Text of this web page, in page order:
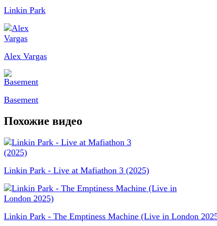
Linkin Park
Alex Vargas
Basement
Похожие видео
Linkin Park - Live at Mafiathon 3 (2025)
Linkin Park - The Emptiness Machine (Live in London